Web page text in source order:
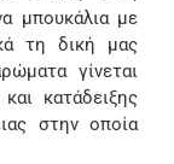
μπουκάλια με
τη δική μας
γίνεται
κατάδειξης
στην οποία